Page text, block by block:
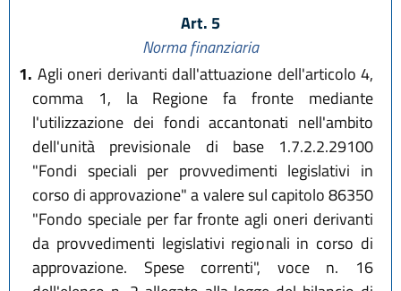
Art. 5
Norma finanziaria
1. Agli oneri derivanti dall'attuazione dell'articolo 4,
comma 1, la Regione fa fronte mediante
l'utilizzazione dei fondi accantonati nell'ambito
dell'unità previsionale di base 1.7.2.2.29100
"Fondi speciali per provvedimenti legislativi in
corso di approvazione" a valere sul capitolo 86350
"Fondo speciale per far fronte agli oneri derivanti
da provvedimenti legislativi regionali in corso di
approvazione. Spese correnti", voce n. 16